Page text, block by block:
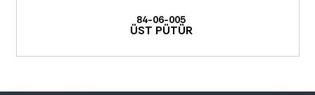
84-06-005
ÜST PÜTÜR